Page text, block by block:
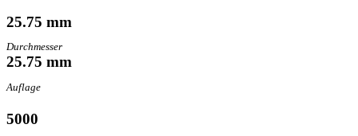
25.75 mm
Durchmesser
25.75 mm
Auflage
5000